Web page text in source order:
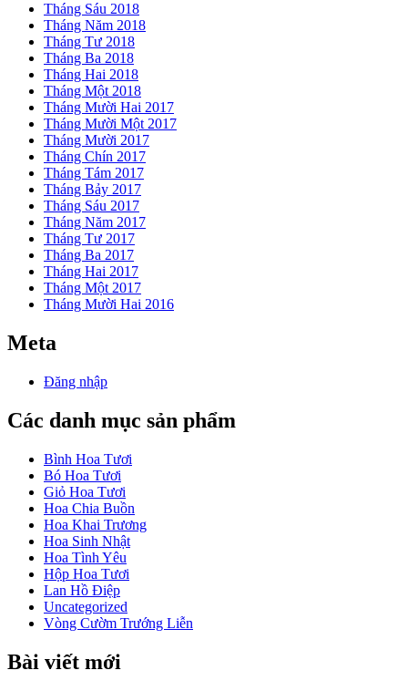
Tháng Sáu 2018
Tháng Năm 2018
Tháng Tư 2018
Tháng Ba 2018
Tháng Hai 2018
Tháng Một 2018
Tháng Mười Hai 2017
Tháng Mười Một 2017
Tháng Mười 2017
Tháng Chín 2017
Tháng Tám 2017
Tháng Bảy 2017
Tháng Sáu 2017
Tháng Năm 2017
Tháng Tư 2017
Tháng Ba 2017
Tháng Hai 2017
Tháng Một 2017
Tháng Mười Hai 2016
Meta
Đăng nhập
Các danh mục sản phẩm
Bình Hoa Tươi
Bó Hoa Tươi
Giỏ Hoa Tươi
Hoa Chia Buồn
Hoa Khai Trương
Hoa Sinh Nhật
Hoa Tình Yêu
Hộp Hoa Tươi
Lan Hồ Điệp
Uncategorized
Vòng Cườm Trướng Liễn
Bài viết mới